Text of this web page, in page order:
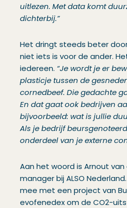
uitlezen. Met data komt
dichterbij.”
Het dringt steeds beter
niet iets is voor de ander.
iedereen. “Je wordt je er
plasticje tussen de
cornedbeef. Die gedachte
En dat gaat ook bedrijven
bijvoorbeeld: wat is jullie
Als je bedrijf
onderdeel van je externe
Aan het woord is Arnout van
manager bij ALSO
mee met een project van
evofenedex om de CO2-